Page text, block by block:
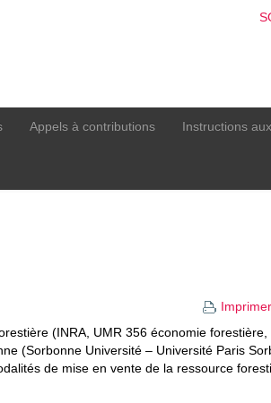
Appels à contributions Instructions
(INRA, UMR 356 économie forestière,
(Sorbonne Université – Université Paris
de mise en vente de la ressource